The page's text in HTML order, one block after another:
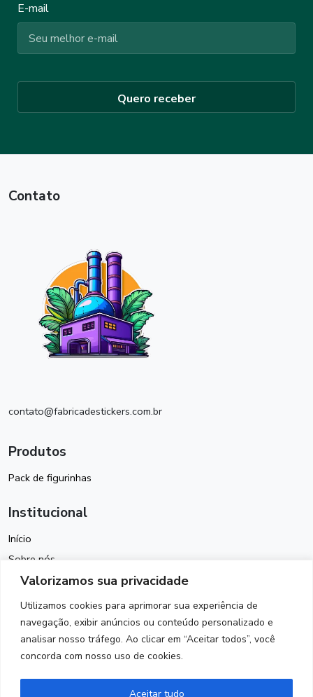
Valorizamos sua privacidade
Utilizamos cookies para aprimorar sua experiência de
navegação, exibir anúncios ou conteúdo personalizado e
analisar nosso tráfego. Ao clicar em “Aceitar todos”, você
concorda com nosso uso de cookies.
Aceitar tudo
E-mail
Quero receber
Contato
contato@fabricadestickers.com.br
Produtos
Pack de figurinhas
Institucional
Início
Sobre nós
Política de Cookies
Termos de Uso
Política de Privacidade
Contato
Siga-nos